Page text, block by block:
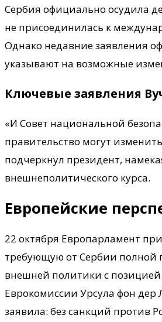
Сербия официально осудила
не присоединилась к
Однако недавние заявления
указывают на возможные
Ключевые заявления
«И Совет национальной
правительство могут
подчеркнул президент,
внешнеполитического курса.
Европейские
22 октября Европарламент
требующую от Сербии полной
внешней политики с позицией
Еврокомиссии Урсула фон дер
заявила: без санкций против